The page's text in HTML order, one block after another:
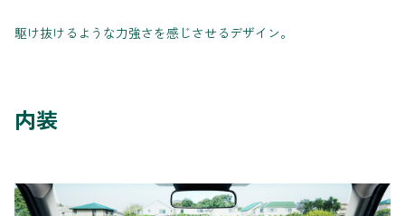
駆け抜けるような力強さを感じさせるデザイン。
内装